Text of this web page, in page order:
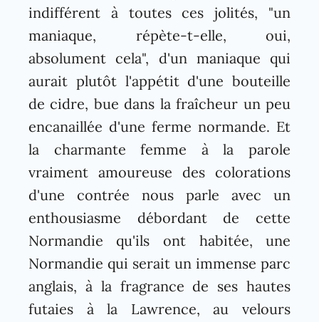
indifférent à toutes ces jolités, "un
maniaque, répète-t-elle, oui,
absolument cela", d'un maniaque qui
aurait plutôt l'appétit d'une bouteille
de cidre, bue dans la fraîcheur un peu
encanaillée d'une ferme normande. Et
la charmante femme à la parole
vraiment amoureuse des colorations
d'une contrée nous parle avec un
enthousiasme débordant de cette
Normandie qu'ils ont habitée, une
Normandie qui serait un immense parc
anglais, à la fragrance de ses hautes
futaies à la Lawrence, au velours